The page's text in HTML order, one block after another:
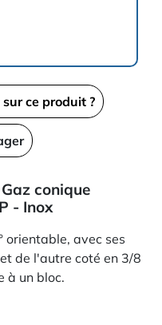
ce produit ?
conique
- Inox
orientable, avec ses
de l'autre coté en 3/8
à un bloc.